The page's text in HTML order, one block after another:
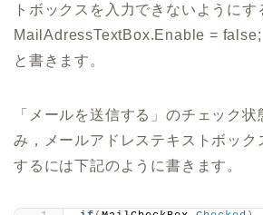
トボックスを入力できないようにす
MailAdressTextBox.Enable = false;
と書きます。
「メールを送信する」のチェック
み，メールアドレステキストボック
するには下記のように書きます。